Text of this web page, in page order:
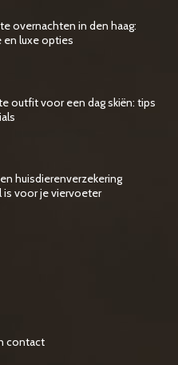
overnachten in den haag:
en luxe opties
outfit voor een dag skiën: tips
huisdierenverzekering
is voor je viervoeter
contact